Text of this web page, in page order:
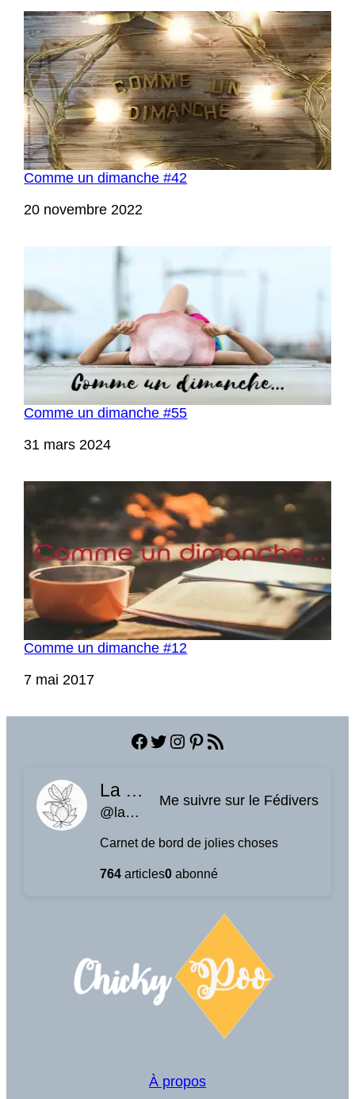
Comme un dimanche #42
Date
20 novembre 2022
Comme un dimanche #55
Date
31 mars 2024
Comme un dimanche #12
Date
7 mai 2017
Facebook
Twitter
Instagram
Pinterest
Flux RSS
La planque à libellules
@laplanquealibellules.fr@www.laplanquealibellules.fr
Me suivre sur le Fédivers
Carnet de bord de jolies choses
764 articles0 abonné
À propos